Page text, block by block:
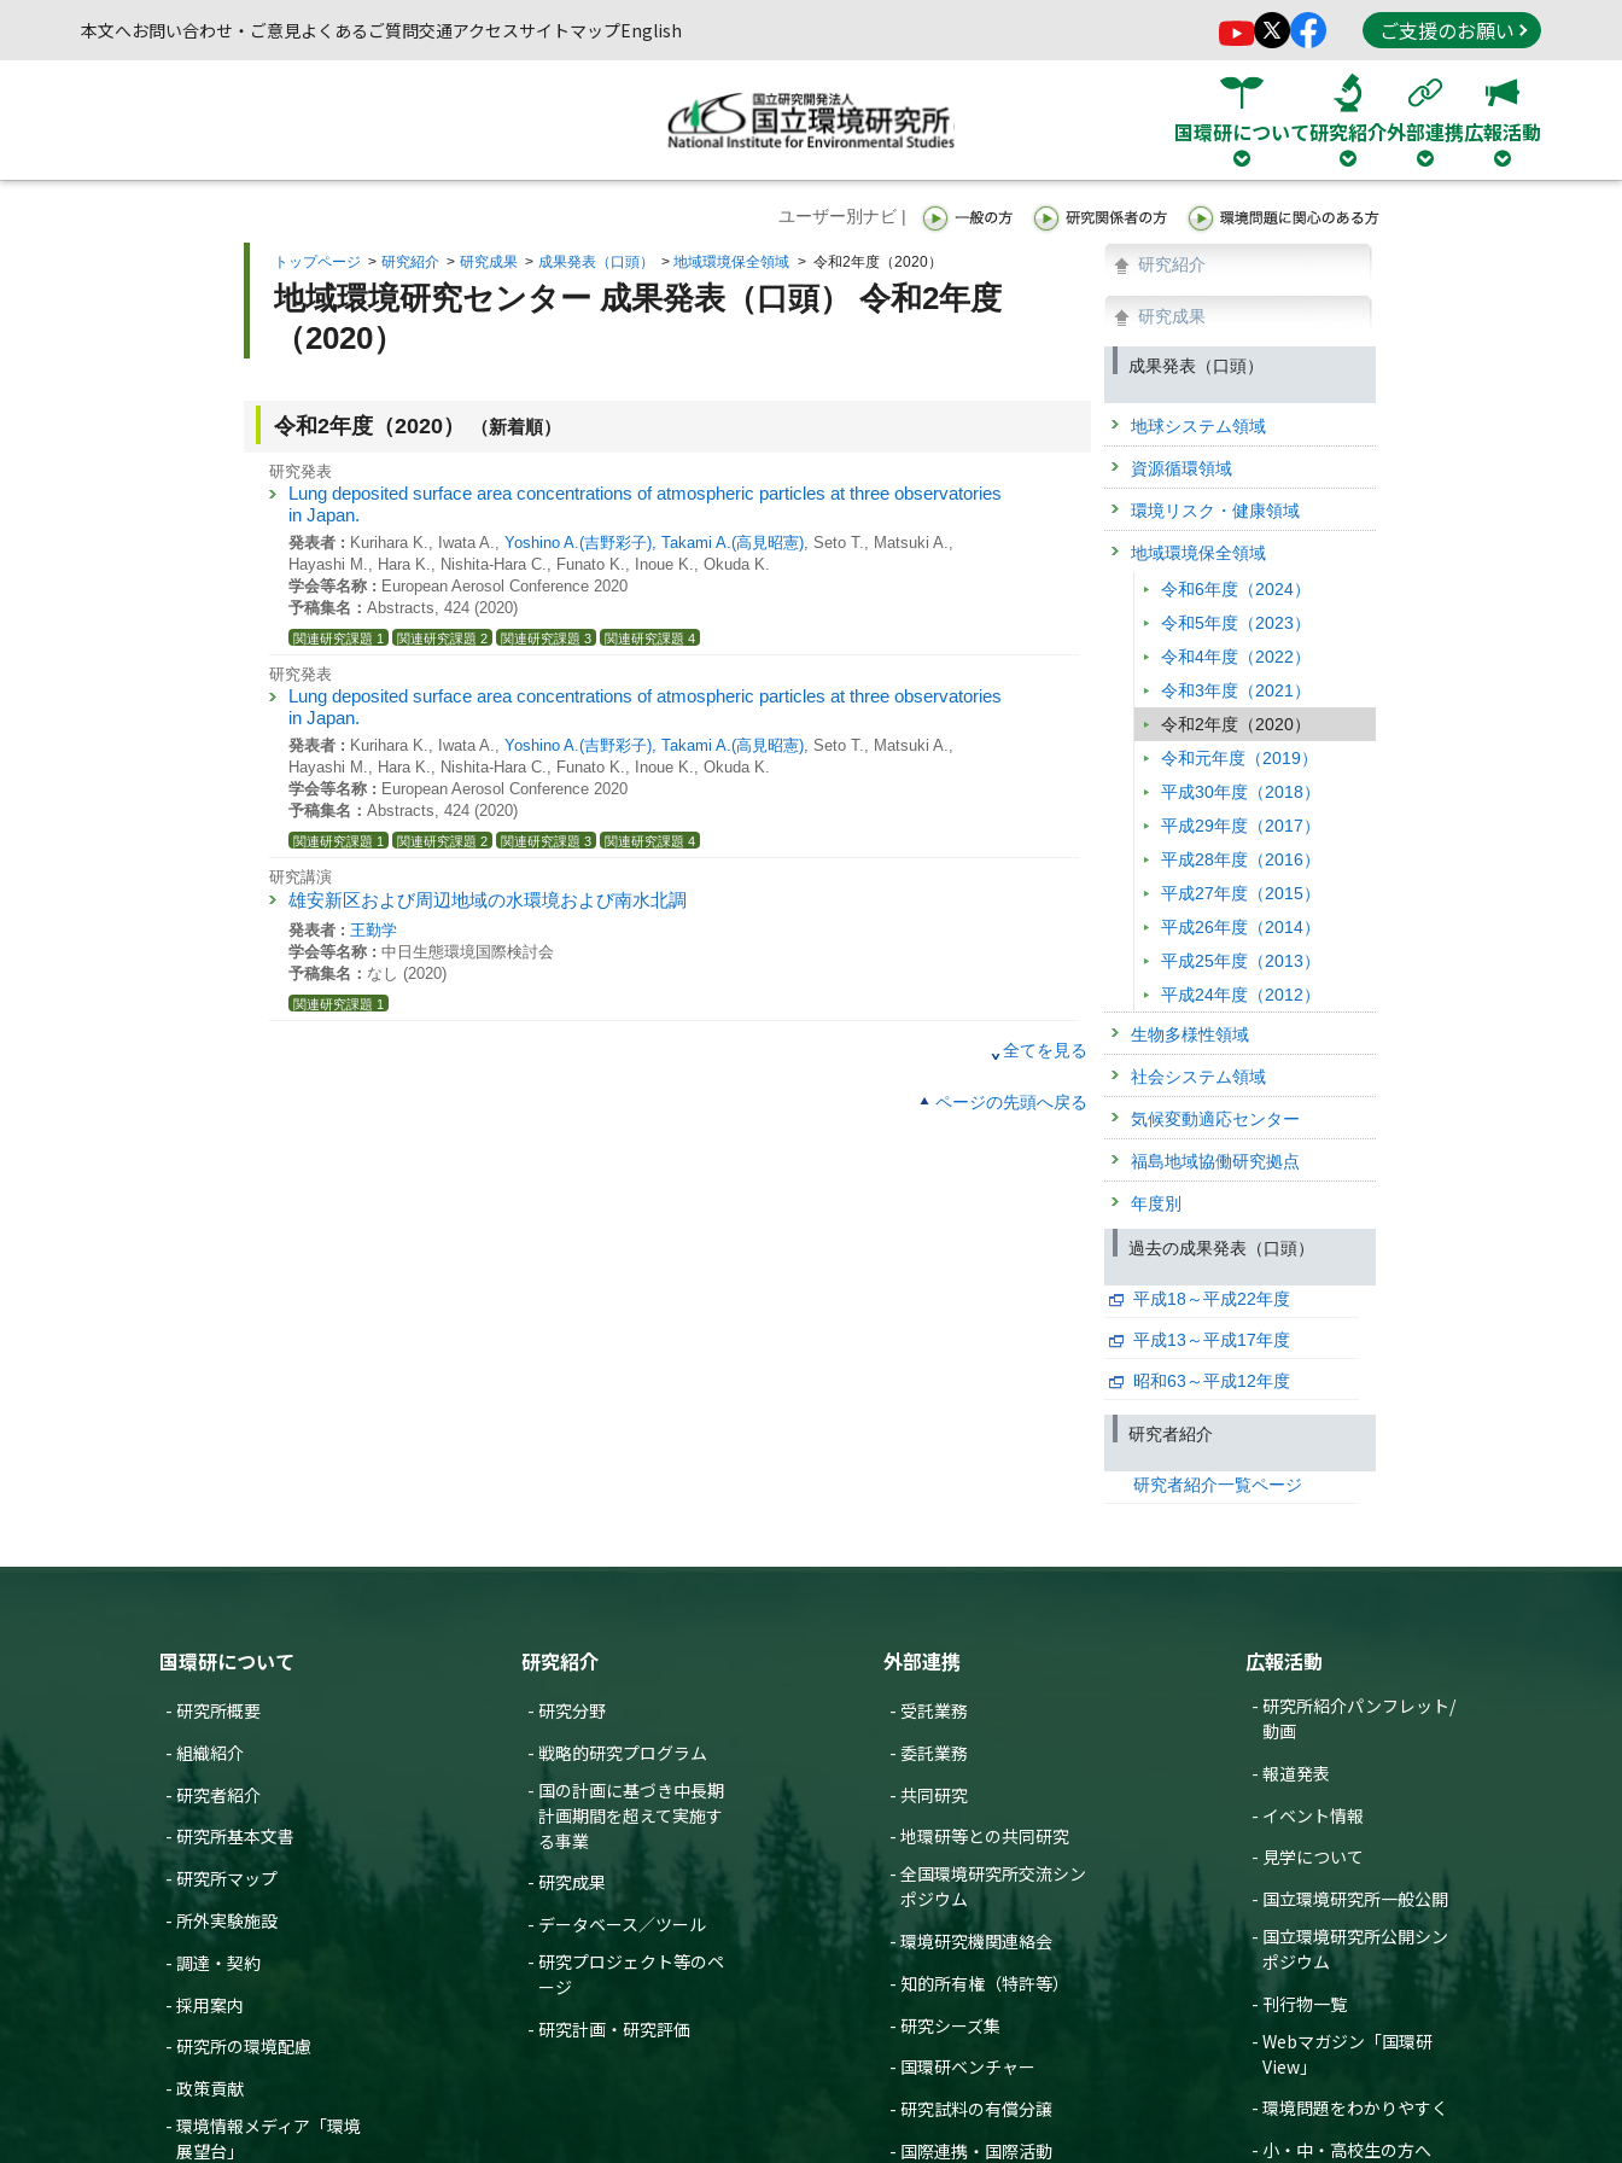
本文へお問い合わせ・ご意見よくあるご質問交通アクセスサイトマップEnglish ご支援のお願い
国環研について研究紹介外部連携広報活動
ユーザー別ナビ |
トップページ > 研究紹介 > 研究成果 > 成果発表（口頭） > 地域環境保全領域 > 令和2年度（2020）
地域環境研究センター 成果発表（口頭） 令和2年度
（2020）
令和2年度（2020） （新着順）
研究発表
Lung deposited surface area concentrations of atmospheric particles at three observatories
in Japan.
発表者 : Kurihara K., Iwata A., Yoshino A.(吉野彩子), Takami A.(高見昭憲), Seto T., Matsuki A.,
Hayashi M., Hara K., Nishita-Hara C., Funato K., Inoue K., Okuda K.
学会等名称 : European Aerosol Conference 2020
予稿集名： Abstracts, 424 (2020)
関連研究課題 1 関連研究課題 2 関連研究課題 3 関連研究課題 4
研究発表
Lung deposited surface area concentrations of atmospheric particles at three observatories
in Japan.
発表者 : Kurihara K., Iwata A., Yoshino A.(吉野彩子), Takami A.(高見昭憲), Seto T., Matsuki A.,
Hayashi M., Hara K., Nishita-Hara C., Funato K., Inoue K., Okuda K.
学会等名称 : European Aerosol Conference 2020
予稿集名： Abstracts, 424 (2020)
関連研究課題 1 関連研究課題 2 関連研究課題 3 関連研究課題 4
研究講演
雄安新区および周辺地域の水環境および南水北調
発表者 : 王勤学
学会等名称 : 中日生態環境国際検討会
予稿集名： なし (2020)
関連研究課題 1
BATKHISHIG O.,
学会等名称 :第61回大気環境学会年会
研究発表
微小粒子状物質（PM2.5）成分の測定局間相関の空間規模
高見昭憲
高時間分解能観測による九州北部へのHNO3輸送事例の解析
第61回大気環境学会年会
PM2.5の捕集時間の違いが有機成分の測定値に与える影響
池盛文数, 齊藤伸治, 長谷川瞳,菅田誠治
学会等名称 :
全てを見る
ページの先頭へ戻る
研究紹介
研究成果
成果発表（口頭）
地球システム領域
資源循環領域
環境リスク・健康領域
地域環境保全領域
令和6年度（2024）
令和5年度（2023）
令和4年度（2022）
令和3年度（2021）
令和2年度（2020）
令和元年度（2019）
平成30年度（2018）
平成29年度（2017）
平成28年度（2016）
平成27年度（2015）
平成26年度（2014）
平成25年度（2013）
平成24年度（2012）
生物多様性領域
社会システム領域
気候変動適応センター
福島地域協働研究拠点
年度別
過去の成果発表（口頭）
平成18～平成22年度
平成13～平成17年度
昭和63～平成12年度
研究者紹介
研究者紹介一覧ページ
国環研について
研究所概要
組織紹介
研究者紹介
研究所基本文書
研究所マップ
所外実験施設
調達・契約
採用案内
研究所の環境配慮
政策貢献
環境情報メディア「環境
展望台」
研究紹介
研究分野
戦略的研究プログラム
国の計画に基づき中長期
計画期間を超えて実施す
る事業
研究成果
データベース／ツール
研究プロジェクト等のペ
ージ
研究計画・研究評価
外部連携
受託業務
委託業務
共同研究
地環研等との共同研究
全国環境研究所交流シン
ポジウム
環境研究機関連絡会
知的所有権（特許等）
研究シーズ集
国環研ベンチャー
研究試料の有償分譲
国際連携・国際活動
広報活動
研究所紹介パンフレット/
動画
報道発表
イベント情報
見学について
国立環境研究所一般公開
国立環境研究所公開シン
ポジウム
刊行物一覧
Webマガジン「国環研
View」
環境問題をわかりやすく
小・中・高校生の方へ